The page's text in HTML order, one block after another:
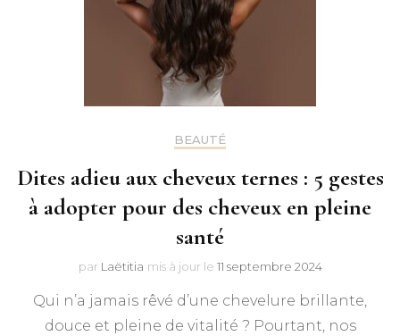
BEAUTÉ
Dites adieu aux cheveux ternes : 5 gestes
à adopter pour des cheveux en pleine
santé
par Laëtitia mis à jour le 11 septembre 2024
Qui n’a jamais rêvé d’une chevelure brillante,
douce et pleine de vitalité ? Pourtant, nos